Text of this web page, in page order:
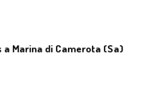
a Marina di Camerota (Sa)